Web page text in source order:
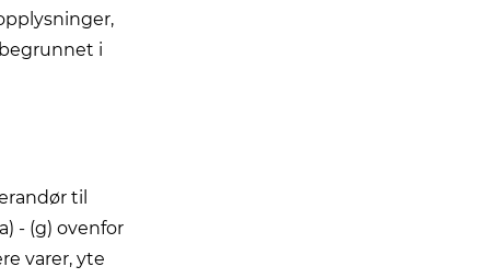
i
til
- (g) ovenfor
varer, yte